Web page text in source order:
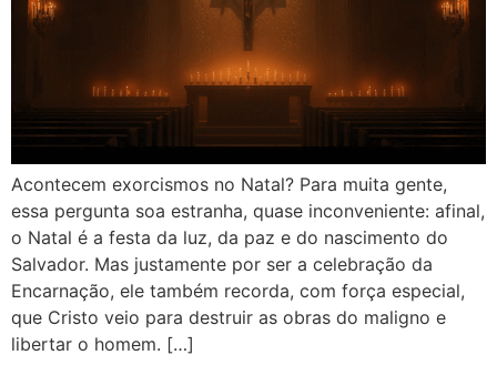
Acontecem exorcismos no Natal? Para muita gente,
essa pergunta soa estranha, quase inconveniente: afinal,
o Natal é a festa da luz, da paz e do nascimento do
Salvador. Mas justamente por ser a celebração da
Encarnação, ele também recorda, com força especial,
que Cristo veio para destruir as obras do maligno e
libertar o homem. […]